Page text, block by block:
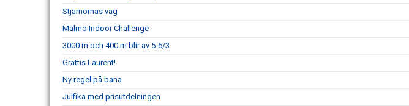
Stjärnornas väg
Malmö Indoor Challenge
3000 m och 400 m blir av 5-6/3
Grattis Laurent!
Ny regel på bana
Julfika med prisutdelningen